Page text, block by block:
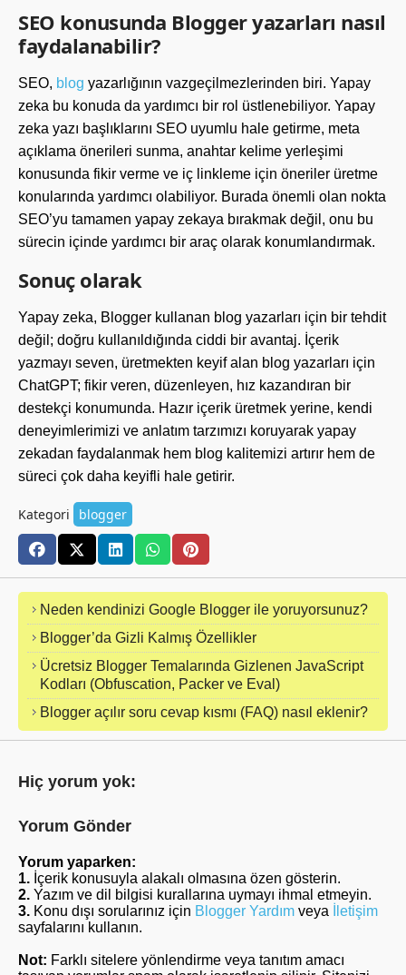
SEO konusunda Blogger yazarları nasıl
faydalanabilir?
SEO, blog yazarlığının vazgeçilmezlerinden biri. Yapay
zeka bu konuda da yardımcı bir rol üstlenebiliyor. Yapay
zeka yazı başlıklarını SEO uyumlu hale getirme, meta
açıklama önerileri sunma, anahtar kelime yerleşimi
konusunda fikir verme ve iç linkleme için öneriler üretme
konularında yardımcı olabiliyor. Burada önemli olan nokta
SEO’yu tamamen yapay zekaya bırakmak değil, onu bu
sürecin içinde yardımcı bir araç olarak konumlandırmak.
Sonuç olarak
Yapay zeka, Blogger kullanan blog yazarları için bir tehdit
değil; doğru kullanıldığında ciddi bir avantaj. İçerik
yazmayı seven, üretmekten keyif alan blog yazarları için
ChatGPT; fikir veren, düzenleyen, hız kazandıran bir
destekçi konumunda. Hazır içerik üretmek yerine, kendi
deneyimlerimizi ve anlatım tarzımızı koruyarak yapay
zekadan faydalanmak hem blog kalitemizi artırır hem de
süreci çok daha keyifli hale getirir.
Kategori blogger
Neden kendinizi Google Blogger ile yoruyorsunuz?
Blogger’da Gizli Kalmış Özellikler
Ücretsiz Blogger Temalarında Gizlenen JavaScript
Kodları (Obfuscation, Packer ve Eval)
Blogger açılır soru cevap kısmı (FAQ) nasıl eklenir?
Hiç yorum yok:
Yorum Gönder
Yorum yaparken:
1. İçerik konusuyla alakalı olmasına özen gösterin.
2. Yazım ve dil bilgisi kurallarına uymayı ihmal etmeyin.
3. Konu dışı sorularınız için Blogger Yardım veya
İletişim
sayfalarını kullanın.
Not: Farklı sitelere yönlendirme veya tanıtım amacı